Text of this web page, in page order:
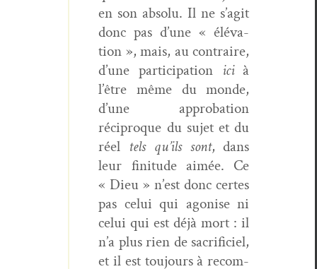
en son absolu. Il ne s’agit
donc pas d’une « élé­va­
tion », mais, au con­traire,
d’une par­tic­i­pa­tion icià
l’être même du monde,
d’une appro­ba­tion
réciproque du sujet et du
réel tels qu’ils sont, dans
leur fini­tude aimée. Ce
« Dieu » n’est donc certes
pas celui qui ago­nise ni
celui qui est déjà mort : il
n’a plus rien de sac­ri­fi­ciel,
et il est tou­jours à recom­